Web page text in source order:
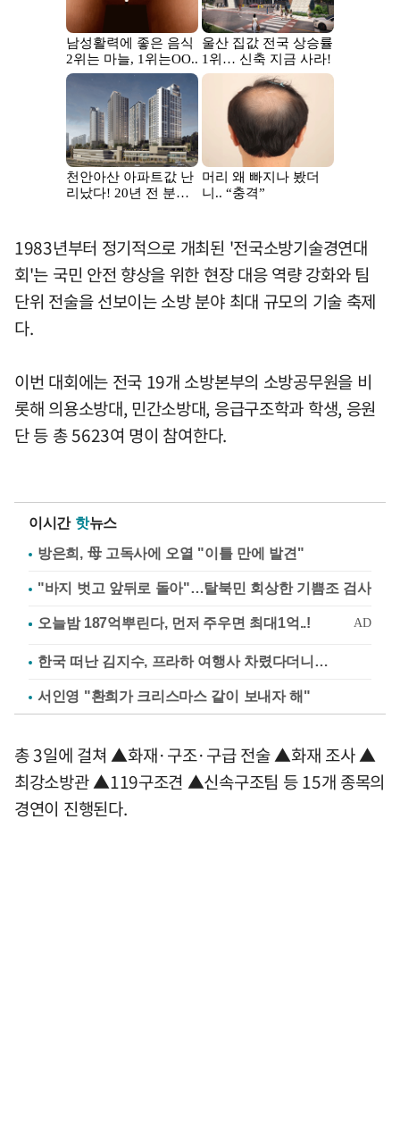
1983년부터 정기적으로 개최된 '전국소방기술경연대
회'는 국민 안전 향상을 위한 현장 대응 역량 강화와 팀
단위 전술을 선보이는 소방 분야 최대 규모의 기술 축제
다.
이번 대회에는 전국 19개 소방본부의 소방공무원을 비
롯해 의용소방대, 민간소방대, 응급구조학과 학생, 응원
단 등 총 5623여 명이 참여한다.
이시간 핫뉴스
방은희, 母 고독사에 오열 "이틀 만에 발견"
"바지 벗고 앞뒤로 돌아"…탈북민 회상한 기쁨조 검사
한국 떠난 김지수, 프라하 여행사 차렸다더니…
서인영 "환희가 크리스마스 같이 보내자 해"
총 3일에 걸쳐 ▲화재·구조·구급 전술 ▲화재 조사 ▲
최강소방관 ▲119구조견 ▲신속구조팀 등 15개 종목의
경연이 진행된다.